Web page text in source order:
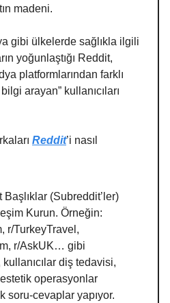
madeni.
gibi ülkelerde sağlıkla ilgili
yoğunlaştığı Reddit,
platformlarından farklı
arayan” kullanıcıları
Reddit’i nasıl
(Subreddit’ler)
Kurun. Örneğin:
r/TurkeyTravel,
r/AskUK… gibi
diş tedavisi,
operasyonlar
soru-cevaplar yapıyor.